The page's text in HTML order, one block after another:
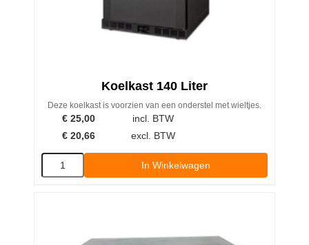
Koelkast 140 Liter
Deze koelkast is voorzien van een onderstel met wieltjes.
€ 25,00
incl. BTW
€ 20,66 excl. BTW
In Winkelwagen